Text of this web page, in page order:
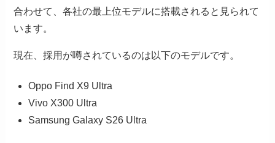
合わせて、各社の最上位モデルに搭載されると見られて
います。
現在、採用が噂されているのは以下のモデルです。
Oppo Find X9 Ultra
Vivo X300 Ultra
Samsung Galaxy S26 Ultra